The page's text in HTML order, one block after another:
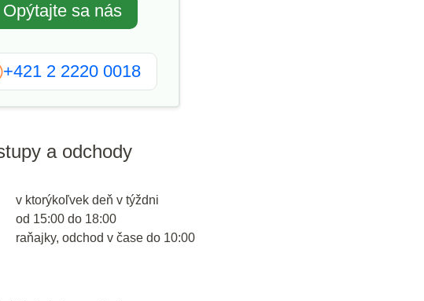
Opýtajte sa nás
+421 2 2220 0018
a odchody
v ktorýkoľvek deň v týždni
od 15:00 do 18:00
raňajky, odchod v čase do 10:00